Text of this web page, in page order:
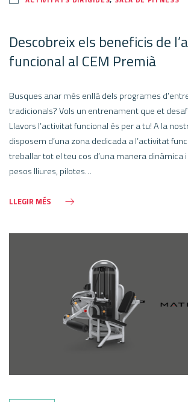
Descobreix els beneficis de
funcional al CEM Premià
Busques anar més enllà dels programes
tradicionals? Vols un entrenament que et
Llavors l’activitat funcional és per a tu! A la
disposem d’una zona dedicada a l’activitat
treballar tot el teu cos d’una manera dinàmica
pesos lliures, pilotes…
LLEGIR MÉS